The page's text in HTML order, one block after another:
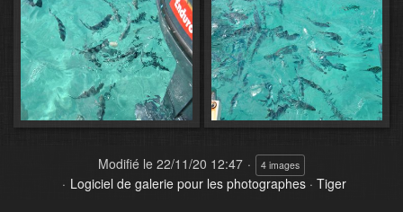
Modifié le 22/11/20 12:47 4 images
Logiciel de galerie pour les photographes· Tiger